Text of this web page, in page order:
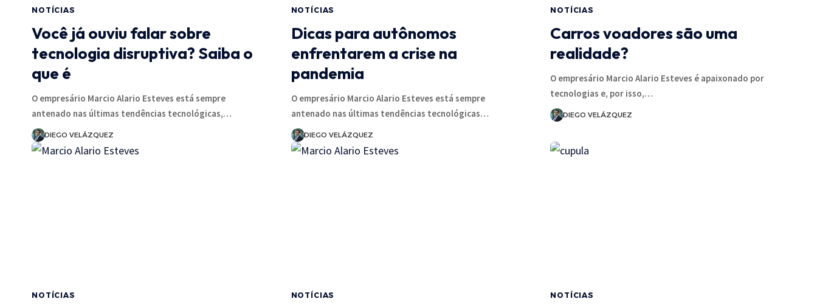
NOTÍCIAS
Você já ouviu falar sobre
tecnologia disruptiva? Saiba o
que é
O empresário Marcio Alario Esteves está sempre
antenado nas últimas tendências tecnológicas,…
DIEGO VELÁZQUEZ
NOTÍCIAS
Dicas para autônomos
enfrentarem a crise na
pandemia
O empresário Marcio Alario Esteves está sempre
antenado nas últimas tendências tecnológicas…
DIEGO VELÁZQUEZ
NOTÍCIAS
Carros voadores são uma
realidade?
O empresário Marcio Alario Esteves é apaixonado por
tecnologias e, por isso,…
DIEGO VELÁZQUEZ
NOTÍCIAS NOTÍCIAS NOTÍCIAS